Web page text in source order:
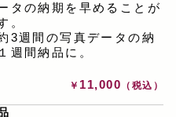
タの納期を早めることが
。
3週間の写真データの納
週間納品に。
￥ 11,000 （税込）